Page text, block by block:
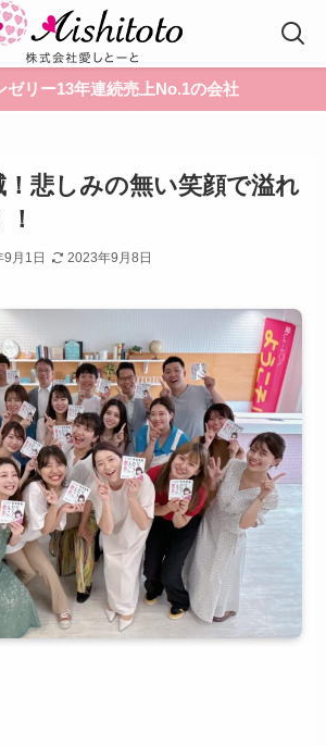
ゼリー13年連続売上No.1の会社
！悲しみの無い笑顔で溢れ
月1日 2023年9月8日